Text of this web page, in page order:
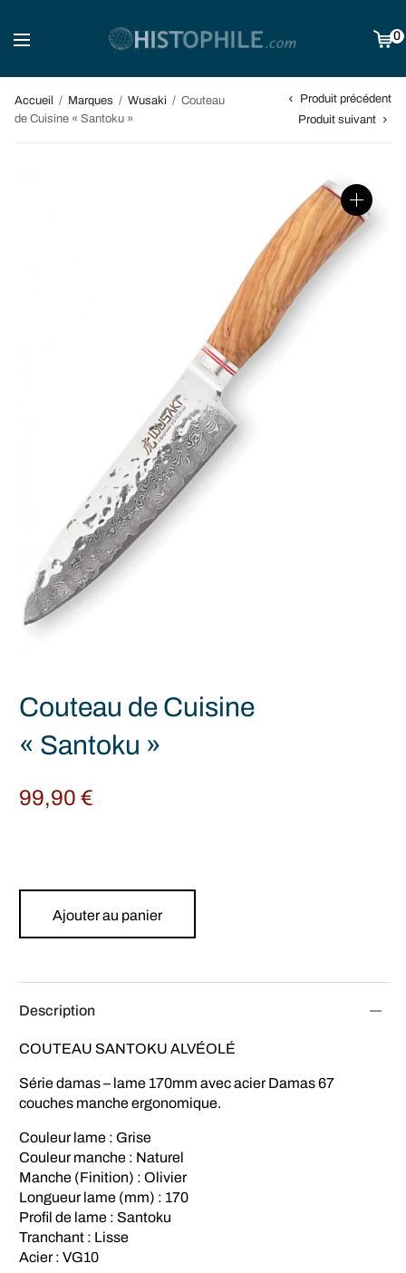
0
Accueil / Marques / Wusaki / Couteau
de Cuisine « Santoku »
Produit précédent
Produit suivant
Couteau de Cuisine
« Santoku »
99,90€
Ajouter au panier
Description
COUTEAU SANTOKU ALVÉOLÉ
Série damas – lame 170mm avec acier Damas 67
couches manche ergonomique.
Couleur lame : Grise
Couleur manche : Naturel
Manche (Finition) : Olivier
Longueur lame (mm) : 170
Profil de lame : Santoku
Tranchant : Lisse
Acier : VG10